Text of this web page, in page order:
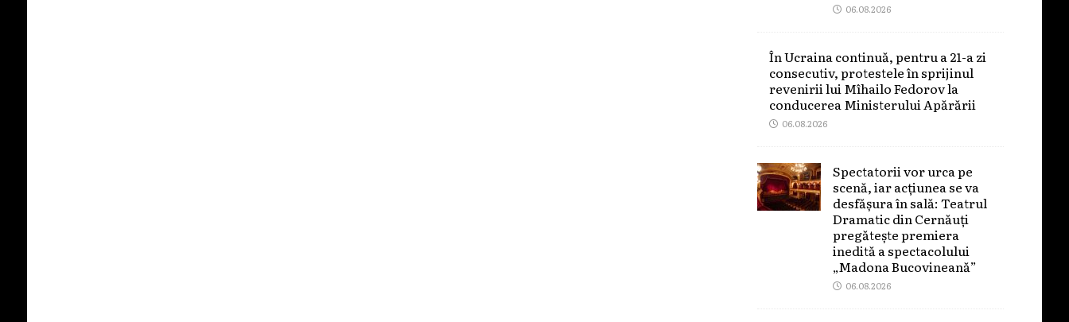
06.08.2026
În Ucraina continuă, pentru a 21-a zi
consecutiv, protestele în sprijinul
revenirii lui Mîhailo Fedorov la
conducerea Ministerului Apărării
06.08.2026
Spectatorii vor urca pe
scenă, iar acțiunea se va
desfășura în sală: Teatrul
Dramatic din Cernăuți
pregătește premiera
inedită a spectacolului
„Madona Bucovineană”
06.08.2026